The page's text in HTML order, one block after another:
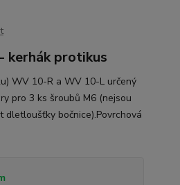
kerhák protikus
WV 10-R a WV 10-L určený
pro 3 ks šroubů M6 (nejsou
dletloušťky bočnice).Povrchová